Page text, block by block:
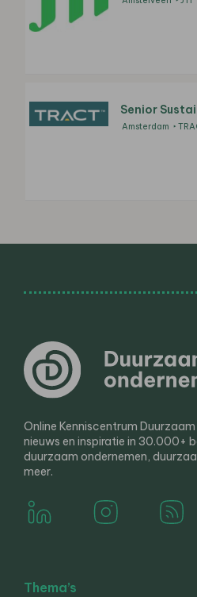
Senior
Amsterdam
Online Kenniscentrum
nieuws en inspiratie in 30.000+
duurzaam ondernemen,
meer.
Thema’s